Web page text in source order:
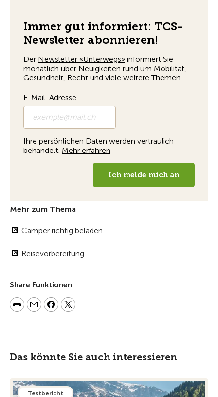
Mehr zum Thema
Camper richtig beladen
Reisevorbereitung
Share Funktionen:
Das könnte Sie auch interessieren
Testbericht